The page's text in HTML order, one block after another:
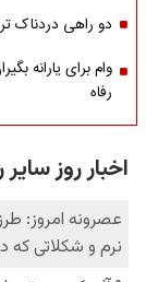
دو راهی دردناک
رفاه